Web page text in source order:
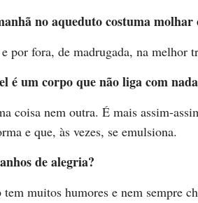
no aqueduto costuma molhar
por fora, de madrugada, na melhor
é um corpo que não liga com
coisa nem outra. É mais assim-
e que, às vezes, se emulsiona.
de alegria?
muitos humores e nem sempre